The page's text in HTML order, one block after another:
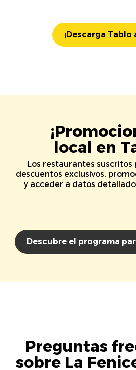
¡Descarga Tablo
local en
Los restaurantes
descuentos exclusivos,
y acceder a datos
Descubre el programa
Preguntas
sobre La